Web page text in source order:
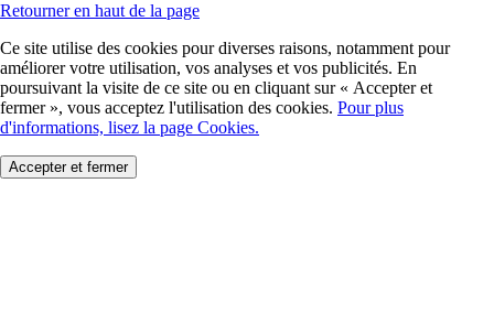
Retourner en haut de la page
Ce site utilise des cookies pour diverses raisons, notamment pour
améliorer votre utilisation, vos analyses et vos publicités. En
poursuivant la visite de ce site ou en cliquant sur « Accepter et
fermer », vous acceptez l'utilisation des cookies. Pour plus
d'informations, lisez la page Cookies.
Accepter et fermer